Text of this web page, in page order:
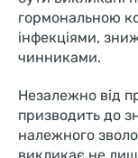
гормональною
інфекціями,
чинниками.
Незалежно від
призводить до
належного